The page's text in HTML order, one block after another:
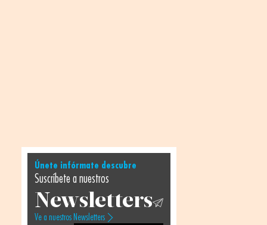
Únete infórmate descubre
Suscríbete a nuestros
Newsletters
Ve a nuestros Newsletters